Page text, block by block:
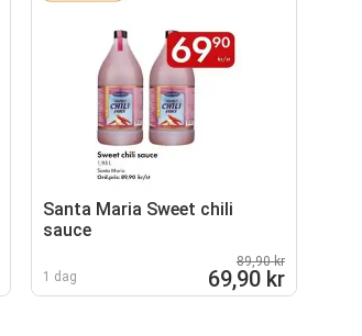
Santa Maria Sweet chili
sauce
1 dag
89,90 kr
69,90 kr